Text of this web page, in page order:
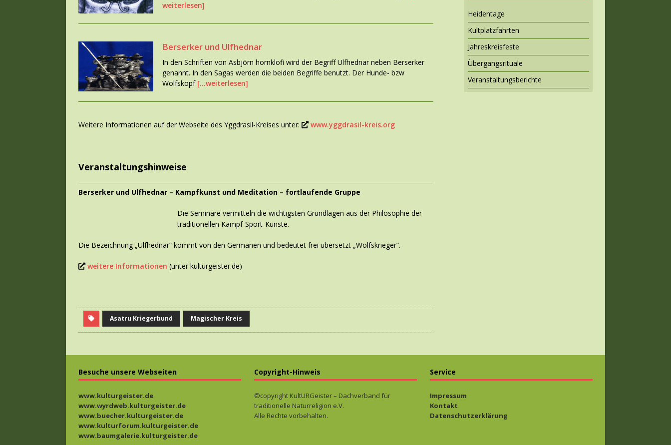
weiterlesen]
Berserker und Ulfhednar
In den Schriften von Asbjörn hornklofi wird der Begriff Ulfhednar neben Berserker
genannt. In den Sagas werden die beiden Begriffe benutzt. Der Hunde- bzw
Wolfskopf […weiterlesen]
Weitere Informationen auf der Webseite des Yggdrasil-Kreises unter: www.yggdrasil-kreis.org
Veranstaltungshinweise
Berserker und Ulfhednar – Kampfkunst und Meditation – fortlaufende Gruppe
Die Seminare vermitteln die wichtigsten Grundlagen aus der Philosophie der
traditionellen Kampf-Sport-Künste.
Die Bezeichnung „Ulfhednar“ kommt von den Germanen und bedeutet frei übersetzt „Wolfskrieger“.
weitere Informationen (unter kulturgeister.de)
Asatru Kriegerbund Magischer Kreis
Heidentage
Kultplatzfahrten
Jahreskreisfeste
Übergangsrituale
Veranstaltungsberichte
Besuche unsere Webseiten
www.kulturgeister.de
www.wyrdweb.kulturgeister.de
www.buecher.kulturgeister.de
www.kulturforum.kulturgeister.de
www.baumgalerie.kulturgeister.de
Copyright-Hinweis
©copyright KultURGeister – Dachverband für
traditionelle Naturreligion e.V.
Alle Rechte vorbehalten.
Service
Impressum
Kontakt
Datenschutzerklärung